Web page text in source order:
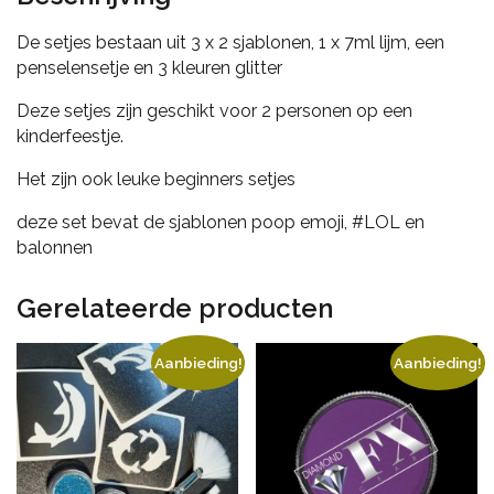
De setjes bestaan uit 3 x 2 sjablonen, 1 x 7ml lijm, een
penselensetje en 3 kleuren glitter
Deze setjes zijn geschikt voor 2 personen op een
kinderfeestje.
Het zijn ook leuke beginners setjes
deze set bevat de sjablonen poop emoji, #LOL en
balonnen
Gerelateerde producten
Aanbieding! Aanbieding!